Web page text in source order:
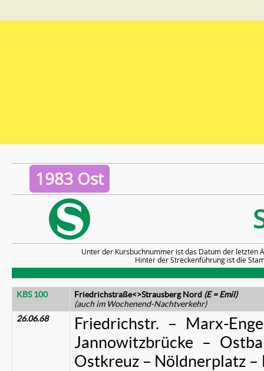
1983 Ost
Unter der Kursbuchnummer ist das Datum der letzten
Hinter der Streckenführung ist die
KBS 100 Friedrichstraße<>Strausberg Nord (E = Emil)
(auch im Wochenend-Nachtverkehr)
26.06.68
Friedrichstr. – Marx-
Jannowitzbrücke –
Ostkreuz – Nöldnerplatz